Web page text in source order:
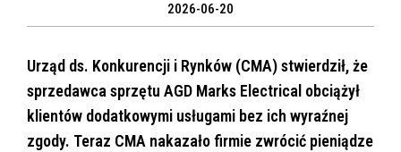
2026-06-20
Urząd ds. Konkurencji i Rynków (CMA) stwierdził, że
sprzedawca sprzętu AGD Marks Electrical obciążył
klientów dodatkowymi usługami bez ich wyraźnej
zgody. Teraz CMA nakazało firmie zwrócić pieniądze